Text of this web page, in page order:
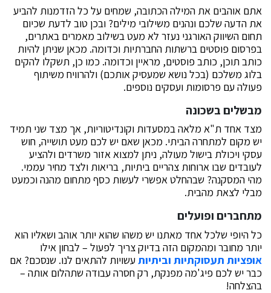
אתם אוהבים את המילה הכתובה, שמחים על כל הזדמנות להביע
את הדעה שלכם ונהנים משילובי מילים? ובכן טוב לדעת שכיום
תחום השיווק האורגני נעזר לא מעט בשילוב מאמרים באתרים,
בפרסום פוסטים ברשתות החברתיות וכדומה. מכאן שניתן להיות
כותב תוכן, כותב פוסטים, מראיין וכדומה. כמו כן, תשקלו להקים
בלוג משלכם (בכל נושא שמעסיק אותכם) ולהרוויח משיתוף
פעולה עם פרסומות ועסקים נוספים.
מבשלים בשכונה
מצד אחד ת"א מלאה במסעדות וקונדיטוריות, אך מצד שני תמיד
יש מקום למתחרה הביתי. מכאן שאם יש לכם מעט תושייה, חוש
עסקי ויכולת בישול מעולה, ניתן למצוא אזור משרדים ולהציע
לעובדים שבו ארוחות צהריים ביתיות, בריאות ולצד מחיר עממי.
מהי המסקנה? שבהחלט אפשרי לעשות כסף מתחום מהנה וכמעט
מבלי לצאת מהבית.
מתחברים ופועלים
כל היופי שלכל אחד מאתנו יש משהו שהוא יותר אוהב ושאליו הוא
יותר מחובר ומהמקום הזה בדיוק צריך לפעול – לבחון אילו
אופציות תעסוקתיות וביתיות עשויות להתאים לנו. שנסכם? אם
כבר יש לכם פיג'מה מפנקת, רק חסרה עבודה שתהלום אותה –
בהצלחה!